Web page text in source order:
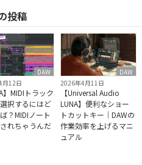
投稿
DAW
月12日
】MIDIトラック
択するにはど
？MIDIノート
れちゃうんだ
DAW
2026年4月11日
【Universal Audio
LUNA】便利なショー
トカットキー｜DAWの
作業効率を上げるマニ
ュアル